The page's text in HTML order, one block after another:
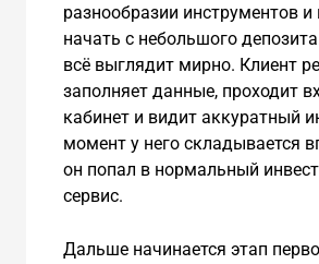
разнообразии инструментов
начать с небольшого
всё выглядит мирно. Клиент
заполняет данные, проходит
кабинет и видит аккуратный
момент у него складывается
он попал в нормальный
сервис.
Дальше начинается этап